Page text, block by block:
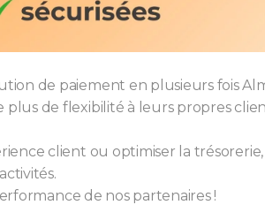
de paiement en plusieurs fois
de flexibilité à leurs propres
client ou optimiser la
de nos partenaires !